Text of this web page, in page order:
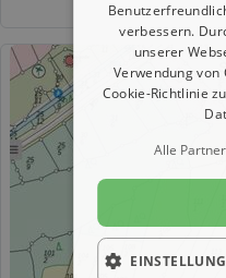
verbessern.
unserer
Verwendung von
Cookie-Richtlinie
Alle